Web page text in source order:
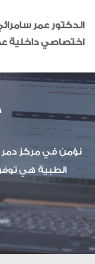
الدكتور عمر
اختصاصي داخلية
نؤمن في مركز دمر
الطبية هي توفر